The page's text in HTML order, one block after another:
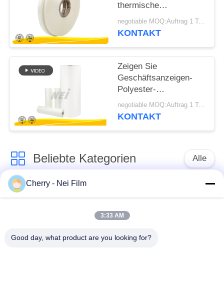
thermische
Laminierungs-Film 22
Mic-Stärke
negotiable MOQ:Auftrag 1 Tonnen-/Spur verkäuflich
KONTAKT
Zeigen Sie
Geschäftsanzeigen-
Polyester-
lamellierenden Film,
transparenten
negotiable MOQ:Auftrag 1 Tonnen-/Spur verkäuflich
KONTAKT
Beliebte Kategorien Alle
bopp thermischer
Mattlaminierungs-
Lamellierender Film
Cherry - Nei Film
3:33 AM
Good day, what product are you looking for?